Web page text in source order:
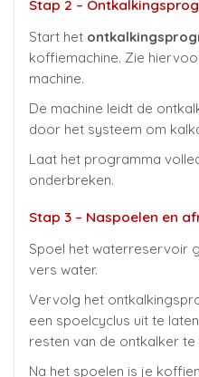
Stap 2 –
Start het
koffiemachine. Zie
machine.
De machine leidt de
door het systeem om
Laat het programma
onderbreken.
Stap 3 – Naspoelen en
Spoel het waterreservoir
vers water.
Vervolg het
een spoelcyclus uit te
resten van de ontkalker
Na het spoelen is je